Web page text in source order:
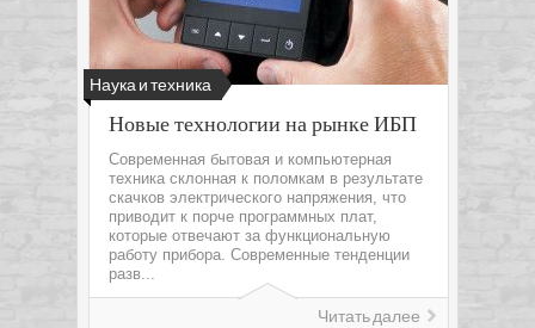
Наука и техника
Новые технологии на рынке ИБП
Современная бытовая и компьютерная
техника склонная к поломкам в результате
скачков электрического напряжения, что
приводит к порче программных плат,
которые отвечают за функциональную
работу прибора. Современные тенденции
разв...
Читать далее